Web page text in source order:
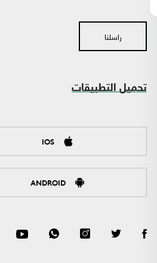
راسلنا
تحميل التطبيقات
IOS
ANDROID